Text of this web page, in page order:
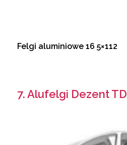
Felgi aluminiowe 16 5×112
7. Alufelgi Dezent TD